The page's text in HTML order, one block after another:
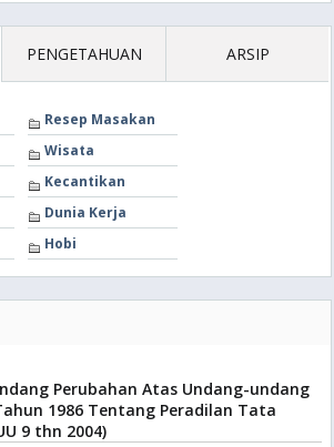
PENGETAHUAN ARSIP
Resep Masakan
Wisata
Kecantikan
Dunia Kerja
Hobi
Perubahan Atas Undang-undang
1986 Tentang Peradilan Tata
9 thn 2004)